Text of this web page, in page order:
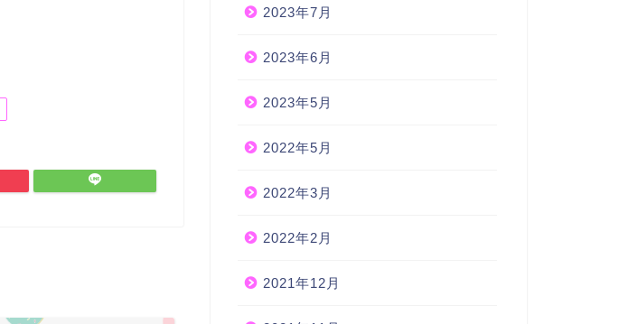
2023年7月
2023年6月
2023年5月
2022年5月
2022年3月
2022年2月
2021年12月